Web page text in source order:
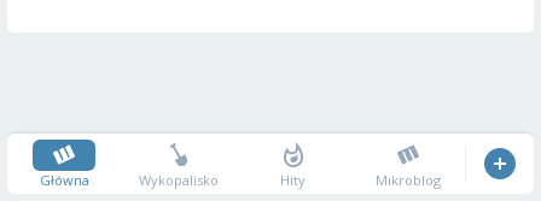
Główna Wykopalisko Hity Mikroblog